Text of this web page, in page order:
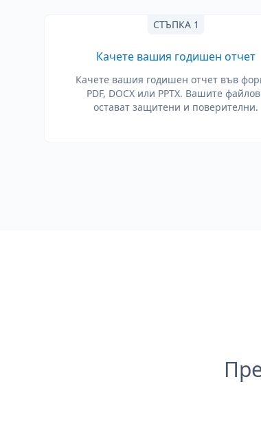
СТЪПКА 1
Качете вашия годишен отчет
Качете вашия годишен отчет във
PDF, DOCX или PPTX. Вашите
остават защитени и поверителни.